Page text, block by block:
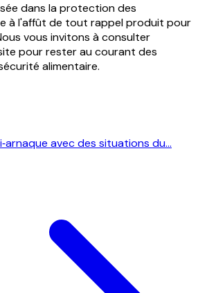
dans la protection des
à l'affût de tout rappel produit pour
vous invitons à consulter
pour rester au courant des
alimentaire.
avec des situations du...